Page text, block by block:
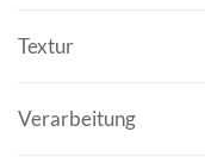
Textur
Verarbeitung